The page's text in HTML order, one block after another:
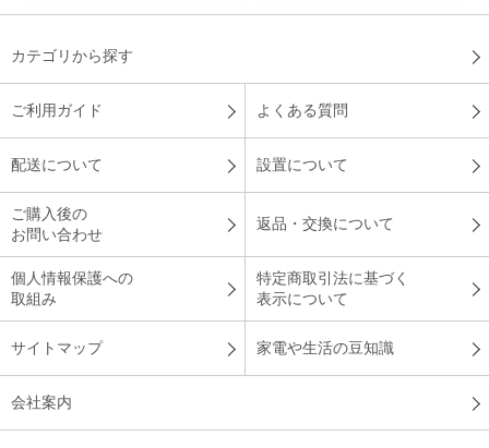
カテゴリから探す
ご利用ガイド よくある質問
配送について 設置について
ご購入後の
お問い合わせ
返品・交換について
個人情報保護への
取組み
特定商取引法に基づく
表示について
サイトマップ 家電や生活の豆知識
会社案内